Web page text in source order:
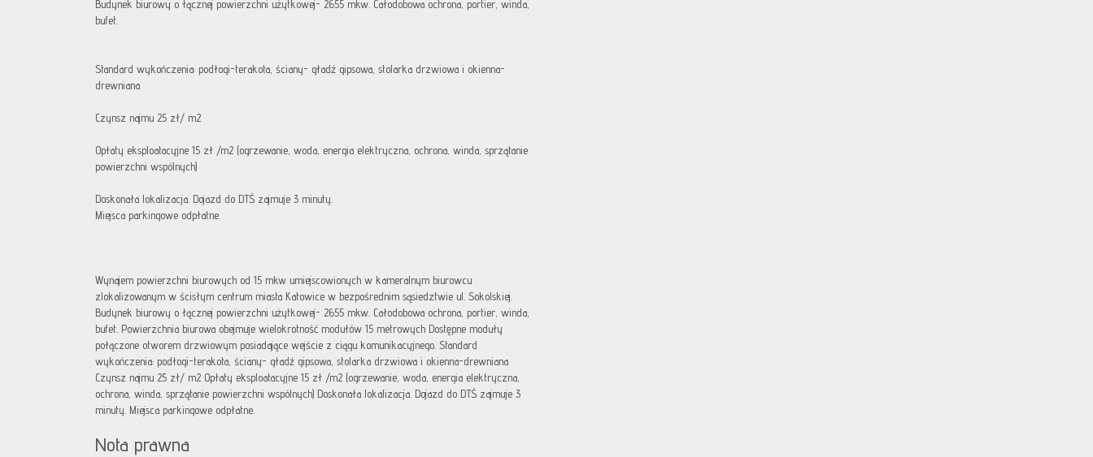
Budynek biurowy o łącznej powierzchni użytkowej- 2655 mkw. Całodobowa ochrona, portier, winda,
bufet.
Standard wykończenia: podłogi-terakota, ściany- gładź gipsowa, stolarka drzwiowa i okienna-
drewniana
Czynsz najmu 25 zł/ m2
Opłaty eksploatacyjne 15 zł /m2 (ogrzewanie, woda, energia elektryczna, ochrona, winda, sprzątanie
powierzchni wspólnych)
Doskonała lokalizacja. Dojazd do DTŚ zajmuje 3 minuty.
Miejsca parkingowe odpłatne.
Wynajem powierzchni biurowych od 15 mkw umiejscowionych w kameralnym biurowcu
zlokalizowanym w ścisłym centrum miasta Katowice w bezpośrednim sąsiedztwie ul. Sokolskiej.
Budynek biurowy o łącznej powierzchni użytkowej- 2655 mkw. Całodobowa ochrona, portier, winda,
bufet. Powierzchnia biurowa obejmuje wielokrotność modułów 15 metrowych Dostępne moduły
połączone otworem drzwiowym posiadające wejście z ciągu komunikacyjnego. Standard
wykończenia: podłogi-terakota, ściany- gładź gipsowa, stolarka drzwiowa i okienna-drewniana
Czynsz najmu 25 zł/ m2 Opłaty eksploatacyjne 15 zł /m2 (ogrzewanie, woda, energia elektryczna,
ochrona, winda, sprzątanie powierzchni wspólnych) Doskonała lokalizacja. Dojazd do DTŚ zajmuje 3
minuty. Miejsca parkingowe odpłatne.
Nota prawna